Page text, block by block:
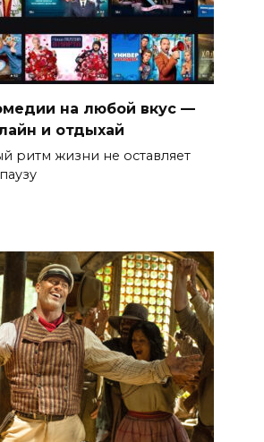
на любой вкус —
и отдыхай
ритм жизни не оставляет